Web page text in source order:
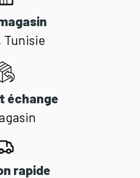
Tunisie
échange
rapide